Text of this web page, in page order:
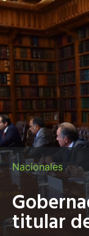
Nacionales
titular